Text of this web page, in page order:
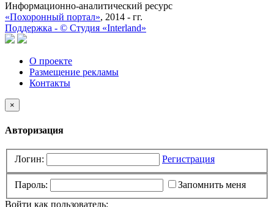
Информационно-аналитический ресурс
«Похоронный портал», 2014 - гг.
Поддержка - © Cтудия «Interland»
О проекте
Размещение рекламы
Контакты
×
Авторизация
Логин: Регистрация
Пароль:
Запомнить меня
Войти как пользователь: